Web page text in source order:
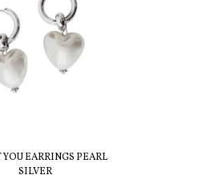
YOU EARRINGS PEARL
SILVER